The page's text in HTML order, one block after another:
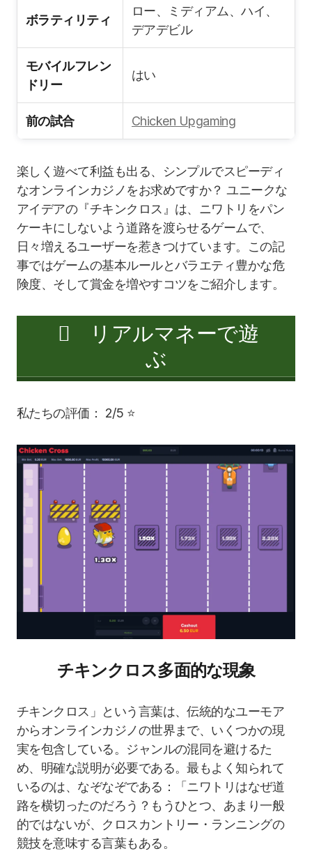
ボラティリティ
ロー、ミディアム、ハイ、
デアデビル
モバイルフレン
ドリー
はい
前の試合 Chicken Upgaming
楽しく遊べて利益も出る、シンプルでスピーディ
なオンラインカジノをお求めですか？ ユニークな
アイデアの『チキンクロス』は、ニワトリをパン
ケーキにしないよう道路を渡らせるゲームで、
日々増えるユーザーを惹きつけています。この記
事ではゲームの基本ルールとバラエティ豊かな危
険度、そして賞金を増やすコツをご紹介します。
リアルマネーで遊
ぶ
私たちの評価： 2/5 ⭐
チキンクロス多面的な現象
チキンクロス」という言葉は、伝統的なユーモア
からオンラインカジノの世界まで、いくつかの現
実を包含している。ジャンルの混同を避けるた
め、明確な説明が必要である。最もよく知られて
いるのは、なぞなぞである：「ニワトリはなぜ道
路を横切ったのだろう？もうひとつ、あまり一般
的ではないが、クロスカントリー・ランニングの
競技を意味する言葉もある。